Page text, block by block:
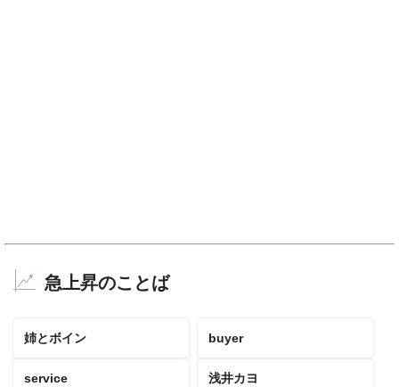
急上昇のことば
姉とボイン buyer
service 浅井カヨ